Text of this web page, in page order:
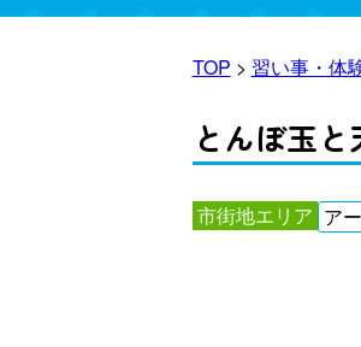
TOP > 習い事・体
とんぼ玉
市街地エリア ア